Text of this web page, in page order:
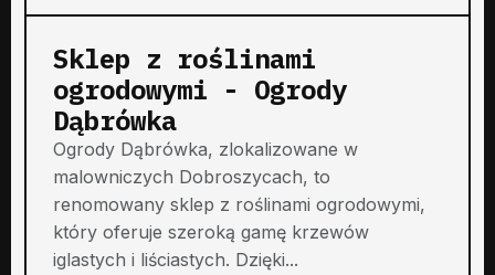
Sklep z roślinami
ogrodowymi - Ogrody
Dąbrówka
Ogrody Dąbrówka, zlokalizowane w
malowniczych Dobroszycach, to
renomowany sklep z roślinami ogrodowymi,
który oferuje szeroką gamę krzewów
iglastych i liściastych. Dzięki...